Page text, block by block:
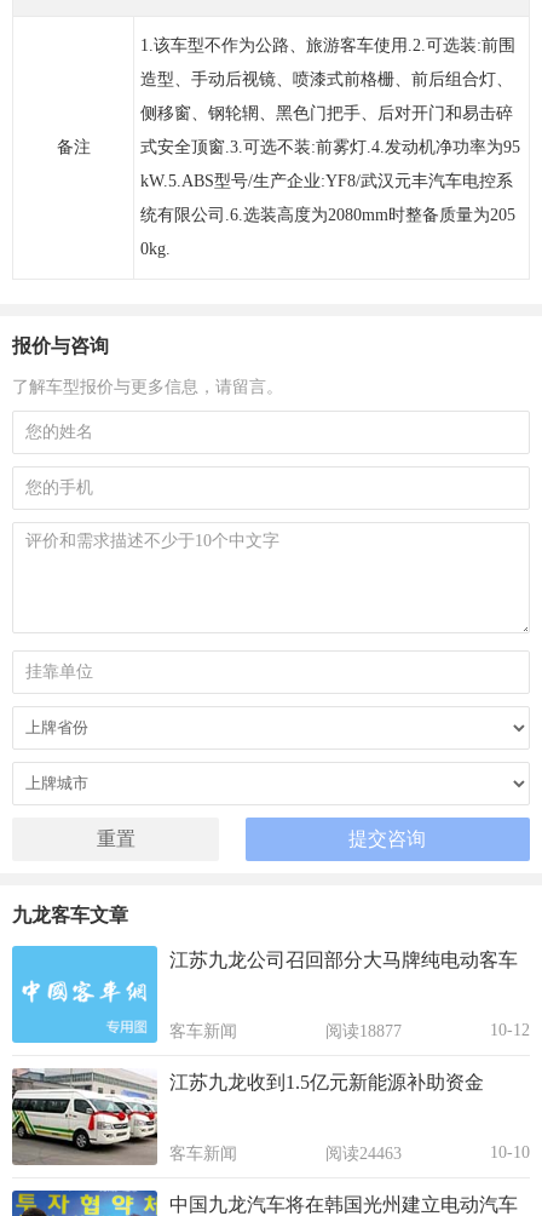
备注
1.该车型不作为公路、旅游客车使用.2.可选装:前围
造型、手动后视镜、喷漆式前格栅、前后组合灯、
侧移窗、钢轮辋、黑色门把手、后对开门和易击碎
式安全顶窗.3.可选不装:前雾灯.4.发动机净功率为95
kW.5.ABS型号/生产企业:YF8/武汉元丰汽车电控系
统有限公司.6.选装高度为2080mm时整备质量为205
0kg.
报价与咨询
了解车型报价与更多信息，请留言。
九龙客车文章
江苏九龙公司召回部分大马牌纯电动客车
客车新闻 阅读18877 10-12
江苏九龙收到1.5亿元新能源补助资金
客车新闻 阅读24463 10-10
中国九龙汽车将在韩国光州建立电动汽车